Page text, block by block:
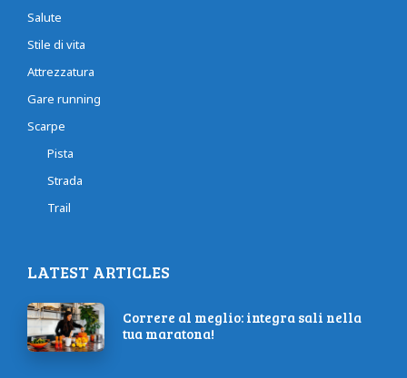
Salute
Stile di vita
Attrezzatura
Gare running
Scarpe
Pista
Strada
Trail
LATEST ARTICLES
Correre al meglio: integra sali nella
tua maratona!